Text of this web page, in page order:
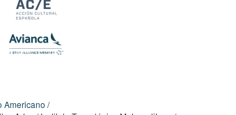
Americano